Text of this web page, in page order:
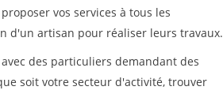
vos services à tous les
d'un artisan pour réaliser leurs travaux.
des particuliers demandant des
soit votre secteur d'activité, trouver